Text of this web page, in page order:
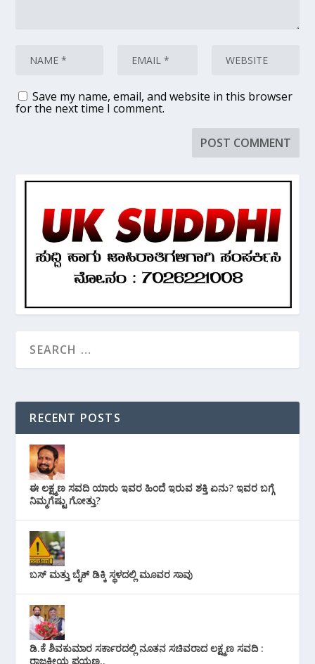
Save my name, email, and website in this browser
for the next time I comment.
RECENT POSTS
ಈ ಲಕ್ಷ್ಮಣ ಸವದಿ ಯಾರು ಇವರ ಹಿಂದೆ ಇರುವ ಶಕ್ತಿ ಏನು? ಇವರ ಬಗ್ಗೆ
ನಿಮ್ಮಗೆಷ್ಟು ಗೋತ್ತು?
ಬಸ್ ಮತ್ತು ಬೈಕ್ ಡಿಕ್ಕಿ ಸ್ಥಳದಲ್ಲಿ ಮೂವರ ಸಾವು
ಡಿ.ಕೆ ಶಿವಕುಮಾರ ಸರ್ಕಾರದಲ್ಲಿ ನೂತನ ಸಚಿವರಾದ ಲಕ್ಷ್ಮಣ ಸವದಿ :
ರಾಜಕೀಯ ಪಯಣ..